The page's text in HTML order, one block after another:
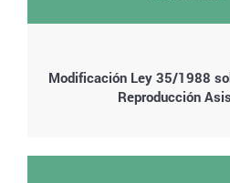
Modificación Ley 35/1988
Reproducción